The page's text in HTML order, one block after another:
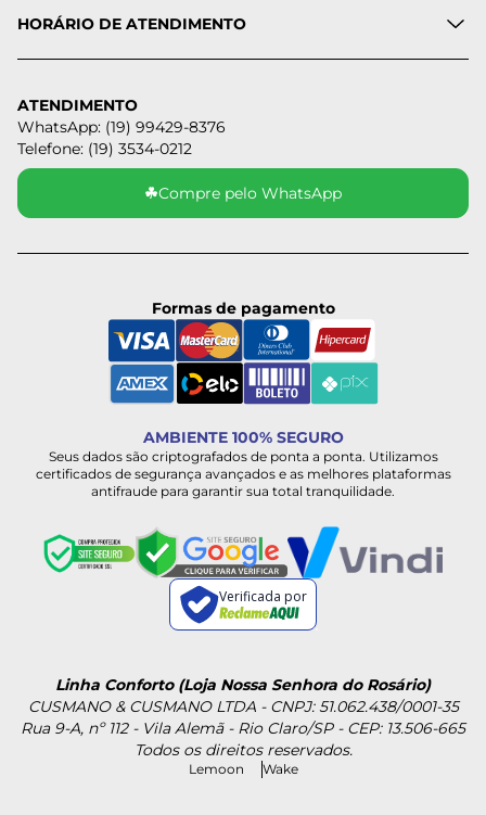
HORÁRIO DE ATENDIMENTO
ATENDIMENTO
WhatsApp: (19) 99429-8376
Telefone: (19) 3534-0212
☘Compre pelo WhatsApp
Formas de pagamento
AMBIENTE 100% SEGURO
Seus dados são criptografados de ponta a ponta. Utilizamos
certificados de segurança avançados e as melhores plataformas
antifraude para garantir sua total tranquilidade.
Verificada por
Linha Conforto (Loja Nossa Senhora do Rosário)
CUSMANO & CUSMANO LTDA - CNPJ: 51.062.438/0001-35
Rua 9-A, nº 112 - Vila Alemã - Rio Claro/SP - CEP: 13.506-665
Todos os direitos reservados.
Lemoon Wake